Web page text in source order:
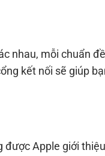
nhau, mỗi chuẩn
kết nối sẽ giúp
được Apple giới